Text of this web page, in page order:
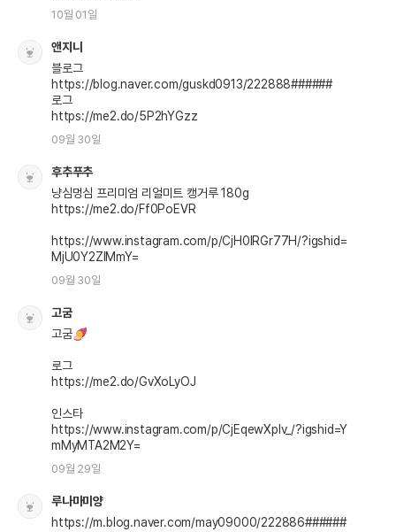
10월 01일
앤지니
블로그
https://blog.naver.com/guskd0913/222888######
로그
https://me2.do/5P2hYGzz
09월 30일
후추푸추
냥심멍심 프리미엄 리얼미트 캥거루 180g
https://me2.do/Ff0PoEVR
https://www.instagram.com/p/CjH0IRGr77H/?igshid=
MjU0Y2ZlMmY=
09월 30일
고굼
고굼🍠
로그
https://me2.do/GvXoLyOJ
인스타
https://www.instagram.com/p/CjEqewXplv_/?igshid=Y
mMyMTA2M2Y=
09월 29일
루나마미양
https://m.blog.naver.com/may09000/222886######